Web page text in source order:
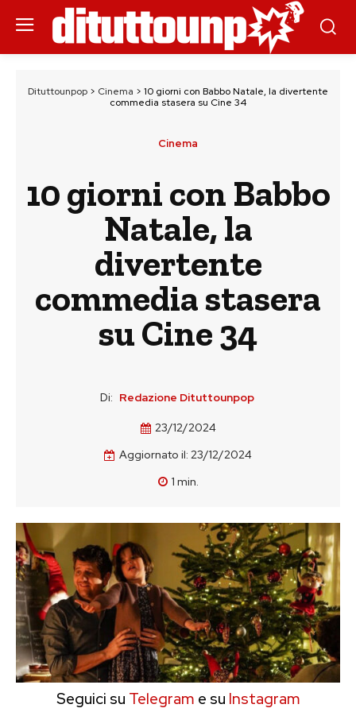
Dituttounpop > Cinema > 10 giorni con Babbo Natale, la divertente
commedia stasera su Cine 34
Cinema
10 giorni con Babbo
Natale, la
divertente
commedia stasera
su Cine 34
Di: Redazione Dituttounpop
23/12/2024
Aggiornato il: 23/12/2024
1 min.
Seguici su Telegram e su Instagram